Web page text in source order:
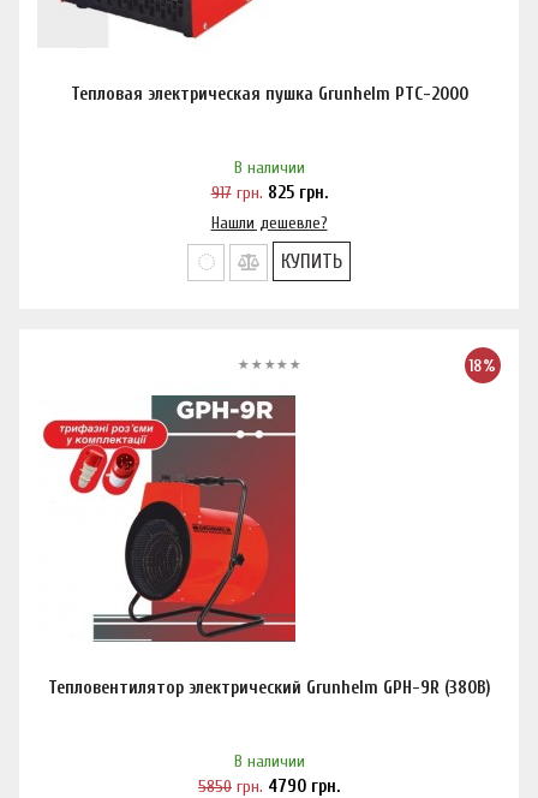
Тепловая электрическая пушка Grunhelm PTC-2000
В наличии
917грн. 825грн.
Нашли дешевле?
КУПИТЬ
18%
Тепловентилятор электрический Grunhelm GPH-9R (380В)
В наличии
5850 грн. 4790 грн.